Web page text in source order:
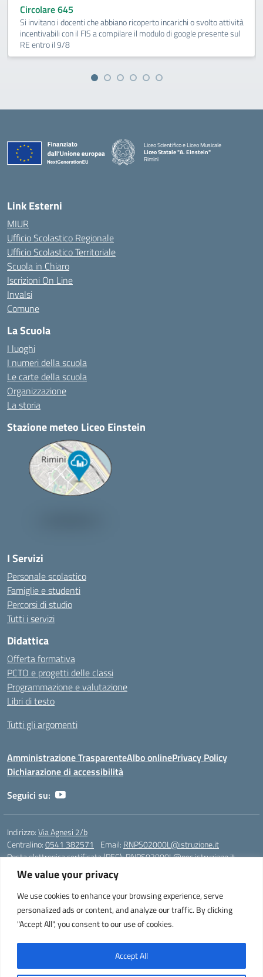
We value your privacy
We use cookies to enhance your browsing experience, serve
personalized ads or content, and analyze our traffic. By clicking
"Accept All", you consent to our use of cookies.
Accept All
Circolare 645
Si invitano i docenti che abbiano ricoperto incarichi o svolto attività
incentivabili con il FIS a compilare il modulo di google presente sul
RE entro il 9/8
Liceo Scientifico e Liceo Musicale
Liceo Statale "A. Einstein"
Rimini
Link Esterni
MIUR
Ufficio Scolastico Regionale
Ufficio Scolastico Territoriale
Scuola in Chiaro
Iscrizioni On Line
Invalsi
Comune
La Scuola
I luoghi
I numeri della scuola
Le carte della scuola
Organizzazione
La storia
Stazione meteo Liceo Einstein
I Servizi
Personale scolastico
Famiglie e studenti
Percorsi di studio
Tutti i servizi
Didattica
Offerta formativa
PCTO e progetti delle classi
Programmazione e valutazione
Libri di testo
Tutti gli argomenti
Amministrazione TrasparenteAlbo onlinePrivacy Policy
Dichiarazione di accessibilità
Seguici su:
Indirizzo:Via Agnesi 2/b
Centralino:0541 382571 Email: RNPS02000L@istruzione.it
Posta elettronica certificata (PEC):RNPS02000L@pec.istruzione.it
Codice fiscale: 82009530401
Codice meccanografico: RNPS02000L
Liceo Scientifico e Musicale "A. Einstein" - Via Agnesi 2/b - 47923 Rimini
- Tel. +39 0541 382571 – Fax +39 0541 381636 E-mail: